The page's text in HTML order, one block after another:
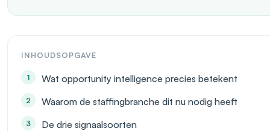
INHOUDSOPGAVE
Wat opportunity intelligence precies betekent
Waarom de staffingbranche dit nu nodig heeft
De drie signaalsoorten